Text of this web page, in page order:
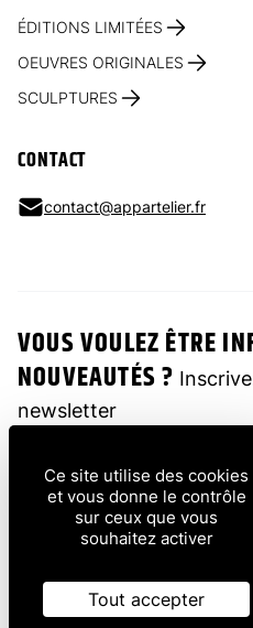
ÉDITIONS LIMITÉES
OEUVRES ORIGINALES
SCULPTURES
CONTACT
contact@appartelier.fr
VOUS VOULEZ ÊTRE
NOUVEAUTÉS ?
newsletter
Adresse e-mail
Les informations recueillies à
transmises à l'entreprise pour
politique de confidentialité.
Ce site utilise des cookies
et vous donne le contrôle
sur ceux que vous
souhaitez activer
Tout accepter